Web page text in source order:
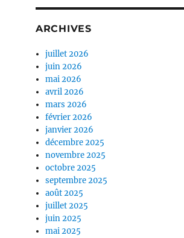
ARCHIVES
juillet 2026
juin 2026
mai 2026
avril 2026
mars 2026
février 2026
janvier 2026
décembre 2025
novembre 2025
octobre 2025
septembre 2025
août 2025
juillet 2025
juin 2025
mai 2025